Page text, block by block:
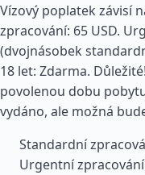
Vízový poplatek závisí
zpracování: 65 USD.
(dvojnásobek
18 let: Zdarma.
povolenou dobu
vydáno, ale možná
Standardní
Urgentní